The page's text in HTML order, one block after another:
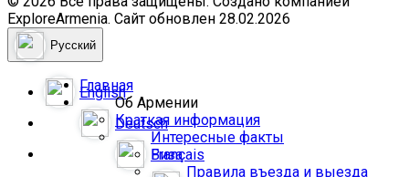
ExploreArmenia. Сайт обновлен 28.02.2026
Русский
English
Deutsch
Français
Главная
Об Армении
Краткая информация
Интересные факты
Виза
Правила въезда и выезда